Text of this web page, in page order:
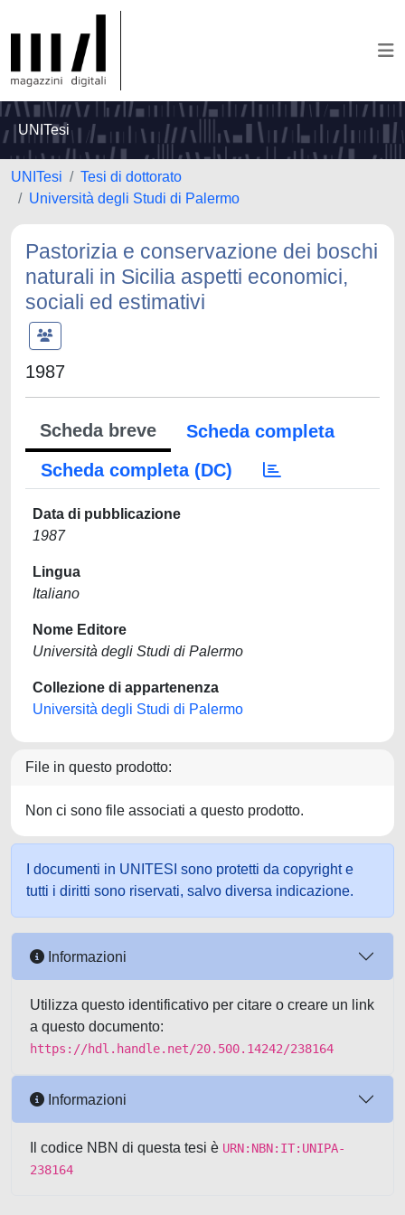
UNITesi
UNITesi
Tesi di dottorato
Università degli Studi di Palermo
Pastorizia e conservazione dei boschi
naturali in Sicilia aspetti economici,
sociali ed estimativi
1987
Scheda breve
Scheda completa
Scheda completa (DC)
Data di pubblicazione
1987
Lingua
Italiano
Nome Editore
Università degli Studi di Palermo
Collezione di appartenenza
Università degli Studi di Palermo
File in questo prodotto:
Non ci sono file associati a questo prodotto.
I documenti in UNITESI sono protetti da copyright e
tutti i diritti sono riservati, salvo diversa indicazione.
Informazioni
Utilizza questo identificativo per citare o creare un link
a questo documento:
https://hdl.handle.net/20.500.14242/238164
Informazioni
Il codice NBN di questa tesi è URN:NBN:IT:UNIPA-
238164